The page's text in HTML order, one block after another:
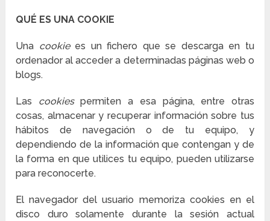
QUÉ ES UNA COOKIE
Una cookiees un fichero que se descarga en tu
ordenador al acceder a determinadas páginas web o
blogs.
Las cookiespermiten a esa página, entre otras
cosas, almacenar y recuperar información sobre tus
hábitos de navegación o de tu equipo, y
dependiendo de la información que contengan y de
la forma en que utilices tu equipo, pueden utilizarse
para reconocerte.
El navegador del usuario memoriza cookies en el
disco duro solamente durante la sesión actual